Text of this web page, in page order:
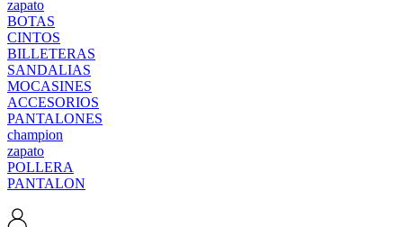
zapato
BOTAS
CINTOS
BILLETERAS
SANDALIAS
MOCASINES
ACCESORIOS
PANTALONES
champion
zapato
POLLERA
PANTALON